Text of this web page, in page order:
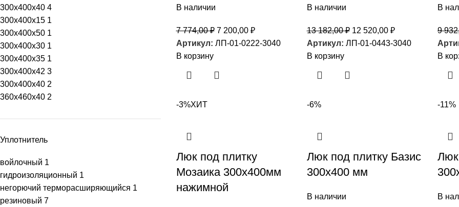
300х400х40 4
300х400х15 1
300х400х50 1
300х400х30 1
300х400х35 1
300х400х42 3
300x400x40 2
360х460х40 2
Уплотнитель
войлочный 1
гидроизоляционный 1
негорючий терморасширяющийся 1
резиновый 7
В наличии
7 774,00₽ 7 200,00 ₽
Артикул: ЛП-01-0222-3040
В корзину
В наличии
13 182,00₽ 12 520,00 ₽
Артикул: ЛП-01-0443-3040
В корзину
В
9
В
-3%ХИТ
Люк под плитку
Мозаика 300х400мм
нажимной
-6%
Люк под плитку Базис
300х400 мм
В наличии
-11%
Люк
В